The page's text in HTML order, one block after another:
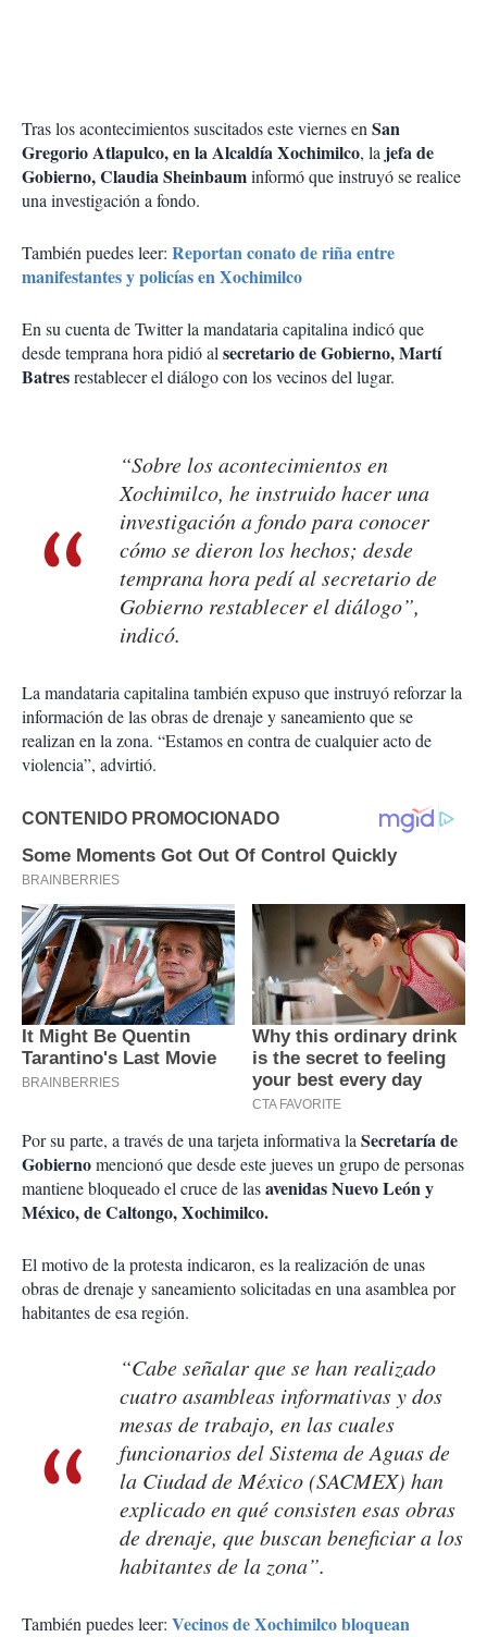
Tras los acontecimientos suscitados este viernes enSan
Gregorio Atlapulco, en la Alcaldía Xochimilco, la jefa de
Gobierno, Claudia Sheinbauminformó que instruyó se realice
una investigación a fondo.
También puedes leer: Reportan conato de riña entre
manifestantes y policías en Xochimilco
En su cuenta de Twitter la mandataria capitalina indicó que
desde temprana hora pidió alsecretario de Gobierno, Martí
Batresrestablecer el diálogo con los vecinos del lugar.
“Sobre los acontecimientos en
Xochimilco, he instruido hacer una
investigación a fondo para conocer
cómo se dieron los hechos; desde
temprana hora pedí al secretario de
Gobierno restablecer el diálogo”,
indicó.
La mandataria capitalina también expuso que instruyó reforzar la
información de las obras de drenaje y saneamiento que se
realizan en la zona. “Estamos en contra de cualquier acto de
violencia”, advirtió.
Por su parte, a través de una tarjeta informativa laSecretaría de
Gobiernomencionó que desde este jueves un grupo de personas
mantiene bloqueado el cruce de lasavenidas Nuevo León y
México, de Caltongo, Xochimilco.
El motivo de la protesta indicaron, es la realización de unas
obras de drenaje y saneamiento solicitadas en una asamblea por
habitantes de esa región.
“Cabe señalar que se han realizado
cuatro asambleas informativas y dos
mesas de trabajo, en las cuales
funcionarios del Sistema de Aguas de
la Ciudad de México (SACMEX) han
explicado en qué consisten esas obras
de drenaje, que buscan beneficiar a los
habitantes de la zona”.
También puedes leer: Vecinos de Xochimilco bloquean